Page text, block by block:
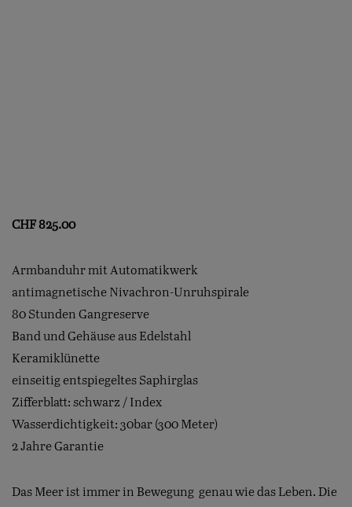
CHF825.00
Armbanduhr mit Automatikwerk
antimagnetische Nivachron-Unruhspirale
80 Stunden Gangreserve
Band und Gehäuse aus Edelstahl
Keramiklünette
einseitig entspiegeltes Saphirglas
Zifferblatt: schwarz / Index
Wasserdichtigkeit: 30bar (300 Meter)
2 Jahre Garantie
Das Meer ist immer in Bewegung  genau wie das Leben. Die